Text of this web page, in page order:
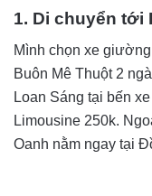
1. Di chuyển tới
Mình chọn xe
Buôn Mê Thuột 2
Loan Sáng tại bến
Limousine 250k.
Oanh nằm ngay tại